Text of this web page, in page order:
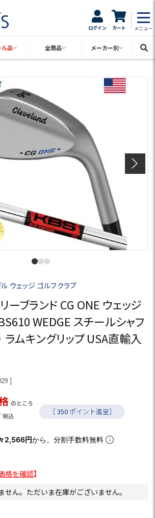
ログイン カート メニュー
ル品 全商品 メーカー別
ウェッジ ゴルフクラブ
ーブランド CG ONE ウェッジ
WEDGE スチールシャフ
ラムキングリップ USA直輸入
のところ
税込 ［350 ポイント進呈］
2,566円から。分割手数料無料
格を確認】
せん。ただいま在庫がございません。